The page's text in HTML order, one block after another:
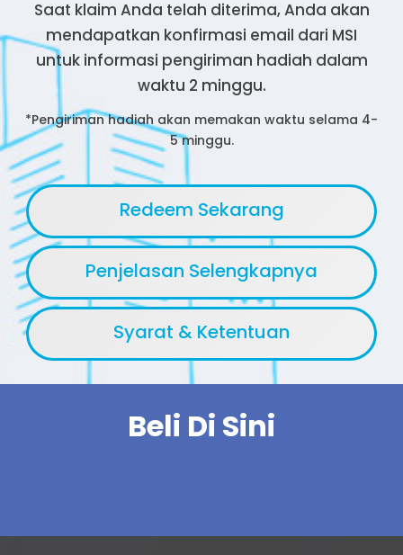
Saat klaim Anda telah diterima, Anda akan
mendapatkan konfirmasi email dari MSI
untuk informasi pengiriman hadiah dalam
waktu 2 minggu.
*Pengiriman hadiah akan memakan waktu selama 4-
5 minggu.
Redeem Sekarang
Penjelasan Selengkapnya
Syarat & Ketentuan
Beli Di Sini